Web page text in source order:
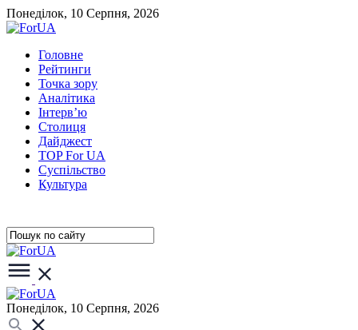
Понеділок, 10 Серпня, 2026
Головне
Рейтинги
Точка зору
Аналітика
Інтерв’ю
Столиця
Дайджест
TOP For UA
Суспiльство
Культура
Понеділок, 10 Серпня, 2026